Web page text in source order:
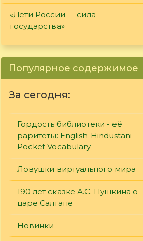
«Дети России — сила
государства»
Популярное содержимое
За сегодня:
Гордость библиотеки - её
раритеты: English-Hindustani
Pocket Vocabulary
Ловушки виртуального мира
190 лет сказке А.С. Пушкина о
царе Салтане
Новинки